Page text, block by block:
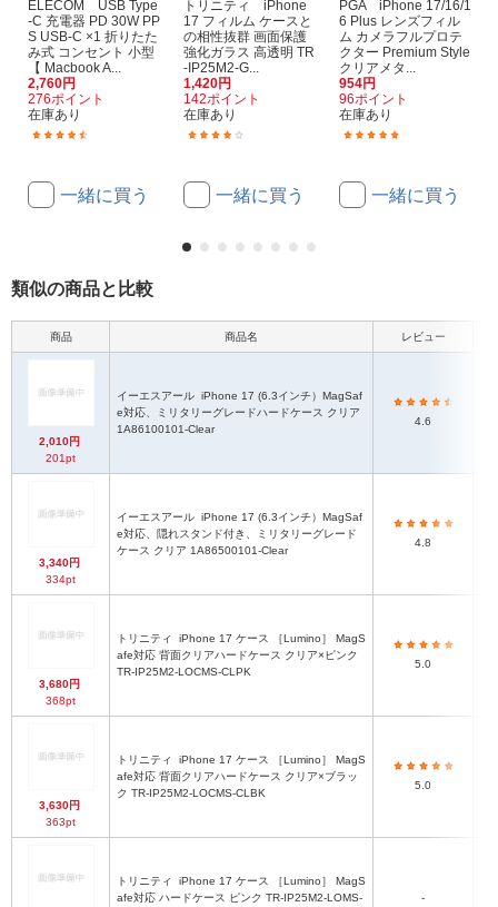
ELECOM USB Type
-C 充電器 PD 30W PP
S USB-C ×1 折りたた
み式 コンセント 小型
【 Macbook A...
2,760円
276ポイント
在庫あり
一緒に買う
トリニティ iPhone
17 フィルム ケースと
の相性抜群 画面保護
強化ガラス 高透明 TR
-IP25M2-G...
1,420円
142ポイント
在庫あり
一緒に買う
PGA iPhone 17/16/1
6 Plus レンズフィル
ム カメラフルプロテ
クター Premium Style
クリアメタ...
954円
96ポイント
在庫あり
一緒に買う
類似の商品と比較
商品 商品名 レビュー
2,010円
201pt
イーエスアール
e対応、ミリタリーグレードハードケース クリア
1A86100101-Clear
4.6
3,340円
334pt
イーエスアール
e対応、隠れスタンド付き、ミリタリーグレード
ケース クリア 1A86500101-Clear
4.8
3,680円
368pt
トリニティ
afe対応 背面クリアハードケース クリア×ピンク
TR-IP25M2-LOCMS-CLPK
5.0
3,630円
363pt
トリニティ
afe対応 背面クリアハードケース クリア×ブラッ
ク TR-IP25M2-LOCMS-CLBK
5.0
トリニティ
afe対応 ハードケース ピンク TR-IP25M2-LOMS-
-